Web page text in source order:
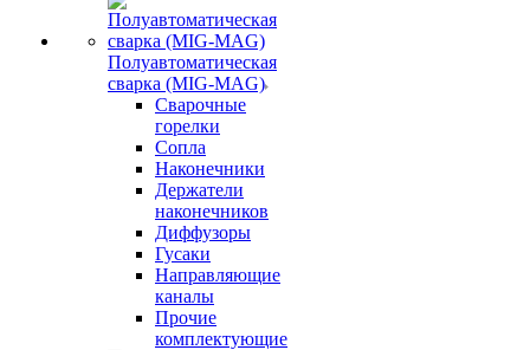
Полуавтоматическая
сварка (MIG-MAG)
Сварочные
горелки
Сопла
Наконечники
Держатели
наконечников
Диффузоры
Гусаки
Направляющие
каналы
Прочие
комплектующие